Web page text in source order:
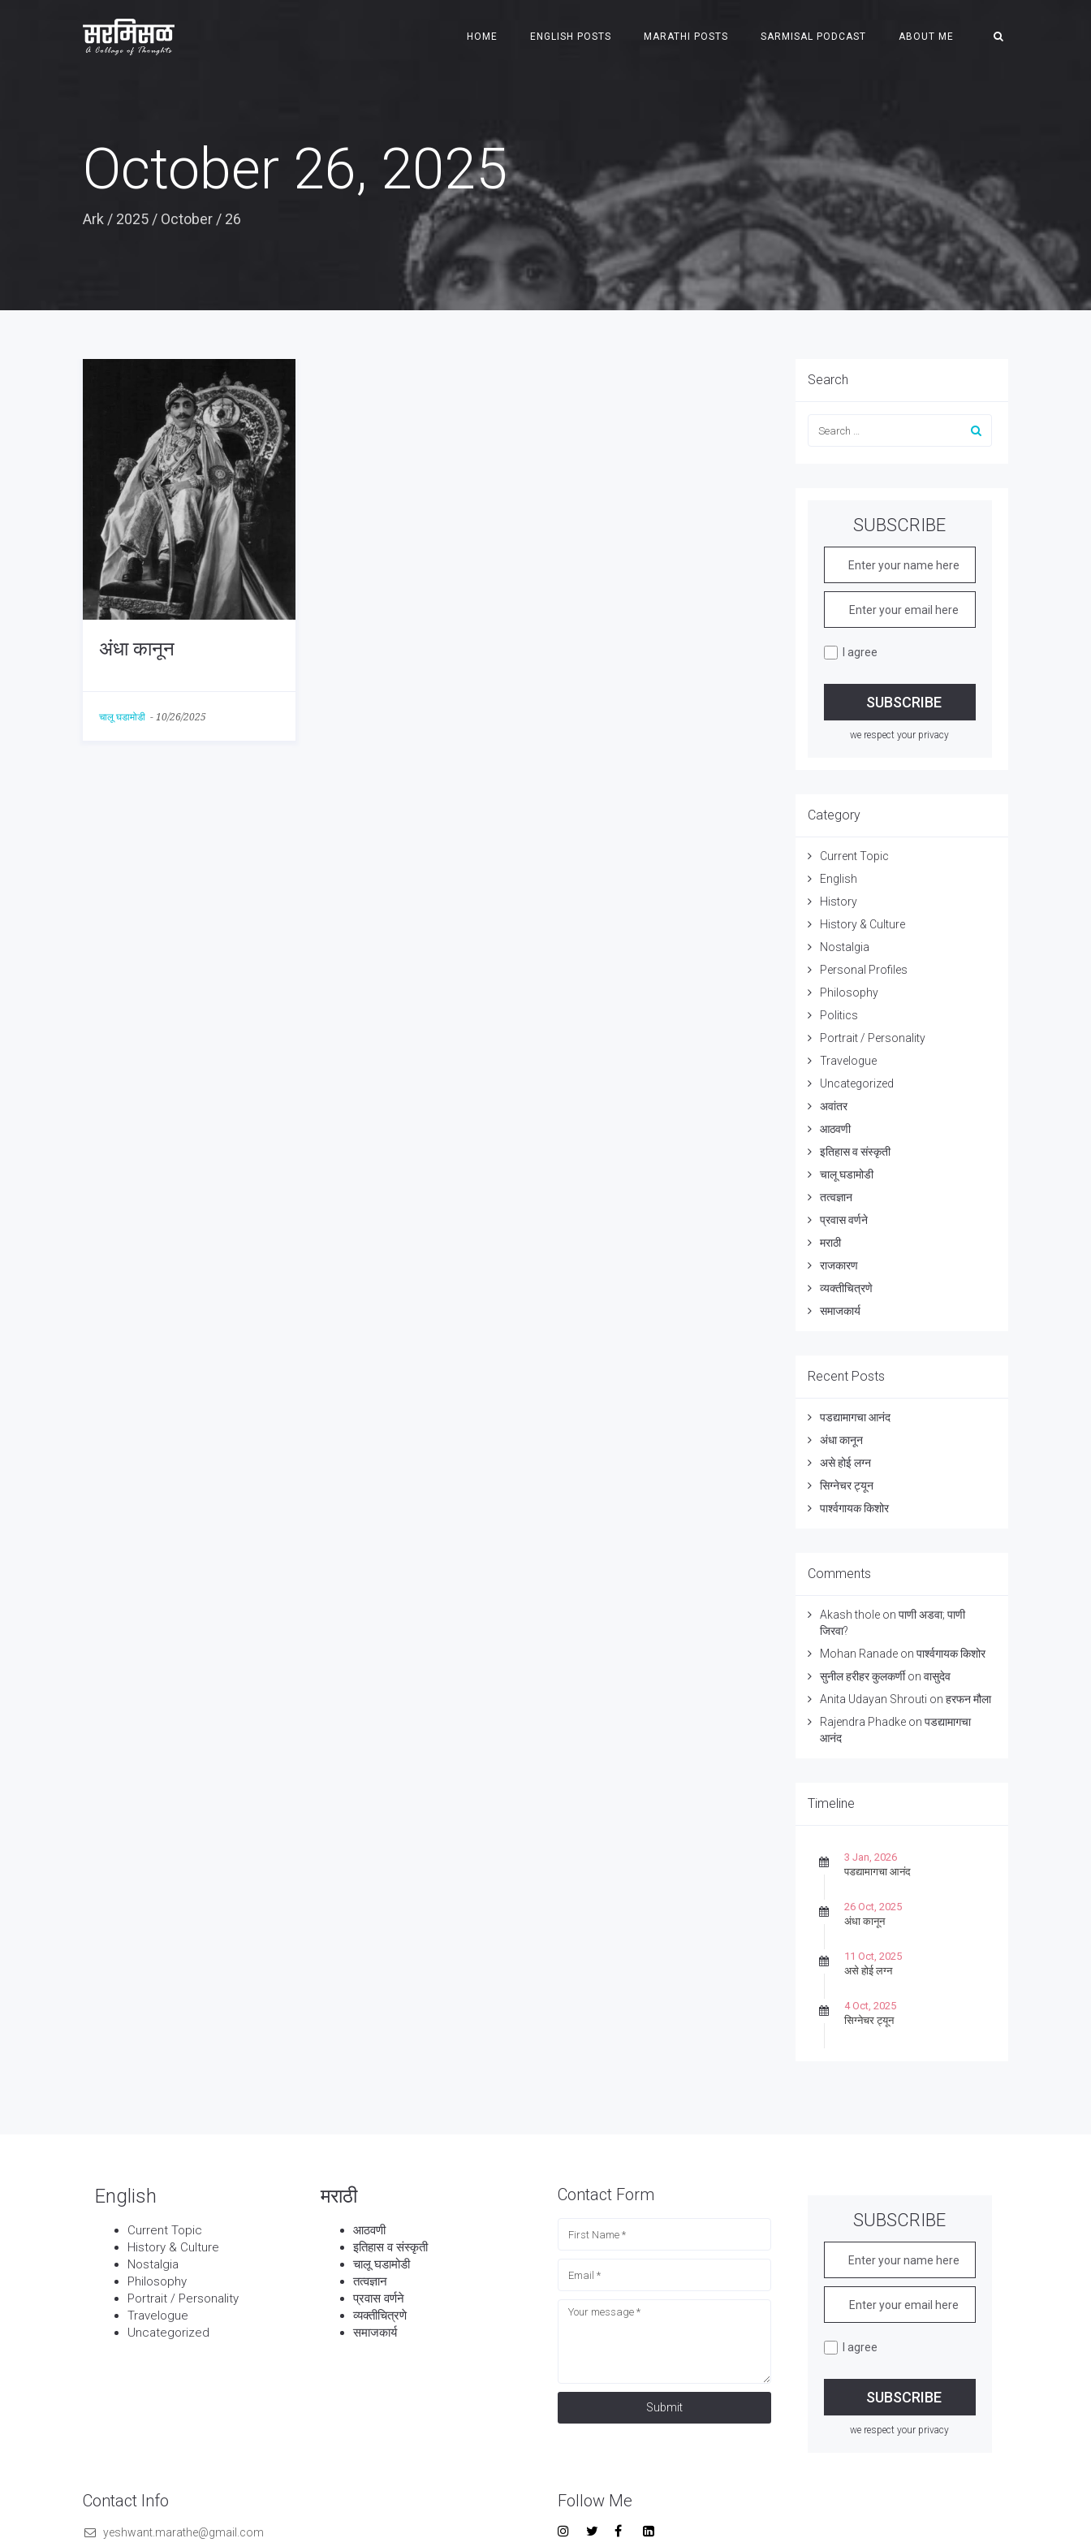
HOME ENGLISH POSTS MARATHI POSTS SARMISAL PODCAST ABOUT ME
October 26, 2025
Ark / 2025 / October / 26
अंधा कानून
चालू घडामोडी - 10/26/2025
Search
SUBSCRIBE
I agree
we respect your privacy
Category
Current Topic
English
History
History & Culture
Nostalgia
Personal Profiles
Philosophy
Politics
Portrait / Personality
Travelogue
Uncategorized
अवांतर
आठवणी
इतिहास व संस्कृती
चालू घडामोडी
तत्वज्ञान
प्रवास वर्णने
मराठी
राजकारण
व्यक्तीचित्रणे
समाजकार्य
Recent Posts
पडद्यामागचा आनंद
अंधा कानून
असे होई लग्न
सिग्नेचर ट्यून
पार्श्वगायक किशोर
Comments
Akash tholeon पाणी अडवा; पाणी
जिरवा?
Mohan Ranadeon पार्श्वगायक किशोर
सुनील हरीहर कुलकर्णीon वासुदेव
Anita Udayan Shrouti on हरफन मौला
Rajendra Phadkeon पडद्यामागचा
आनंद
Timeline
3 Jan, 2026
पडद्यामागचा आनंद
26 Oct, 2025
अंधा कानून
11 Oct, 2025
असे होई लग्न
4 Oct, 2025
सिग्नेचर ट्यून
English
Current Topic
History & Culture
Nostalgia
Philosophy
Portrait / Personality
Travelogue
Uncategorized
मराठी
आठवणी
इतिहास व संस्कृती
चालू घडामोडी
तत्वज्ञान
प्रवास वर्णने
व्यक्तीचित्रणे
समाजकार्य
Contact Form
Submit
SUBSCRIBE
I agree
we respect your privacy
Contact Info
yeshwant.marathe@gmail.com
Follow Me